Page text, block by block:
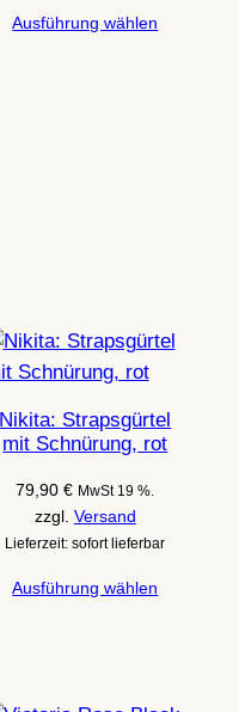
Ausführung wählen
Nikita: Strapsgürtel
mit Schnürung, rot
79,90€ MwSt 19 %.
zzgl. Versand
Lieferzeit: sofort lieferbar
Ausführung wählen